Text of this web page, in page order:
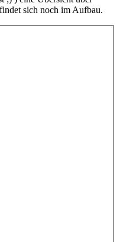
sich noch im Aufbau.